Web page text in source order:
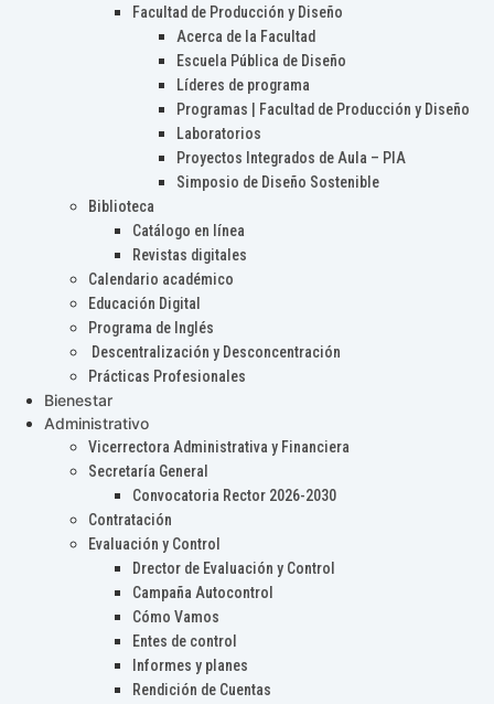
Facultad de Producción y Diseño
Acerca de la Facultad
Escuela Pública de Diseño
Líderes de programa
Programas | Facultad de Producción y Diseño
Laboratorios
Proyectos Integrados de Aula – PIA
Simposio de Diseño Sostenible
Biblioteca
Catálogo en línea
Revistas digitales
Calendario académico
Educación Digital
Programa de Inglés
Descentralización y Desconcentración
Prácticas Profesionales
Bienestar
Administrativo
Vicerrectora Administrativa y Financiera
Secretaría General
Convocatoria Rector 2026-2030
Contratación
Evaluación y Control
Drector de Evaluación y Control
Campaña Autocontrol
Cómo Vamos
Entes de control
Informes y planes
Rendición de Cuentas